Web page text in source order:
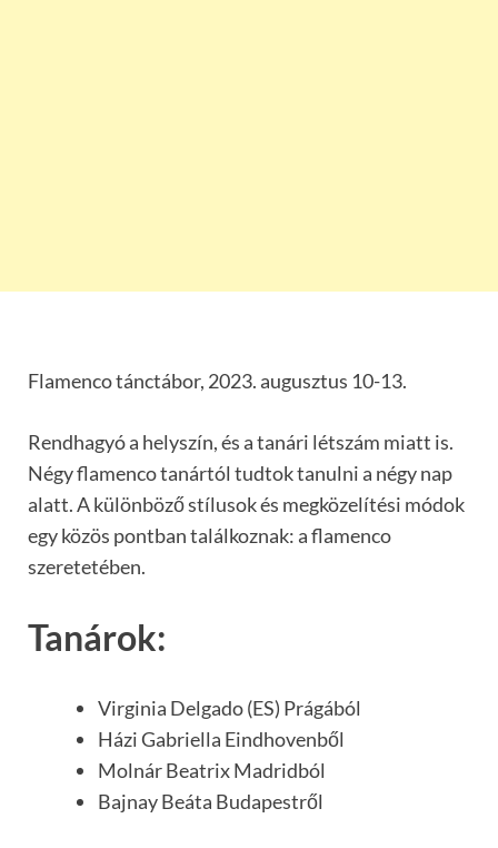
Flamenco tánctábor, 2023. augusztus 10-13.
Rendhagyó a helyszín, és a tanári létszám miatt is.
Négy flamenco tanártól tudtok tanulni a négy nap
alatt. A különböző stílusok és megközelítési módok
egy közös pontban találkoznak: a flamenco
szeretetében.
Tanárok:
Virginia Delgado (ES) Prágából
Házi Gabriella Eindhovenből
Molnár Beatrix Madridból
Bajnay Beáta Budapestről